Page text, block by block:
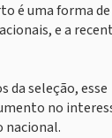
é uma forma de
e a
da seleção, esse
no
nacional.